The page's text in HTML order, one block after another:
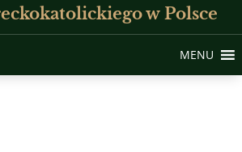
w Polsce
MENU